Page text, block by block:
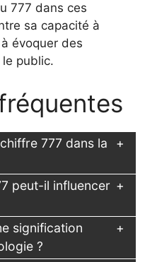
777 dans ces
sa capacité à
évoquer des
public.
777 dans la
peut-il influencer
signification
?